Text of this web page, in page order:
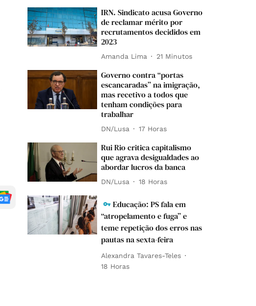
IRN. Sindicato acusa Governo
de reclamar mérito por
recrutamentos decididos em
2023
Amanda Lima 21 Minutos
Governo contra “portas
escancaradas” na imigração,
mas recetivo a todos que
tenham condições para
trabalhar
DN/Lusa 17 Horas
Rui Rio critica capitalismo
que agrava desigualdades ao
abordar lucros da banca
DN/Lusa 18 Horas
Educação: PS fala em
“atropelamento e fuga” e
teme repetição dos erros nas
pautas na sexta-feira
Alexandra Tavares-Teles
18 Horas